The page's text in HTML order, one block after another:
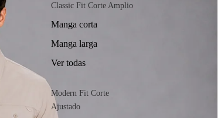
Classic Fit Corte Amplio
Manga corta
Manga larga
Ver todas
Modern Fit Corte
Ajustado